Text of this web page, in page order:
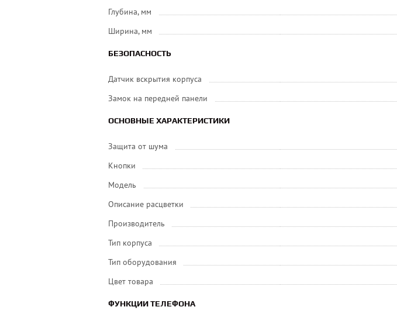
Глубина, мм
Ширина, мм
БЕЗОПАСНОСТЬ
Датчик вскрытия корпуса
Замок на передней панели
ОСНОВНЫЕ ХАРАКТЕРИСТИКИ
Защита от шума
Кнопки
Модель
Описание расцветки
Производитель
Тип корпуса
Тип оборудования
Цвет товара
ФУНКЦИИ ТЕЛЕФОНА